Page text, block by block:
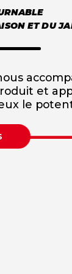
ET DU
et
le